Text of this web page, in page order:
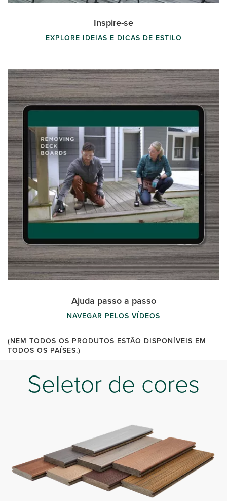
Inspire-se
EXPLORE IDEIAS E DICAS DE ESTILO
Ajuda passo a passo
NAVEGAR PELOS VÍDEOS
(NEM TODOS OS PRODUTOS ESTÃO DISPONÍVEIS EM
TODOS OS PAÍSES.)
Seletor de cores